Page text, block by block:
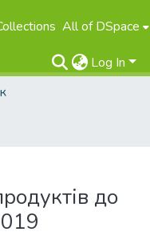
All of DSpace
Log In
до